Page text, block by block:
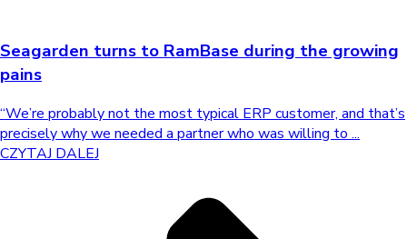
Seagarden turns to RamBase during the growing
pains
“We’re probably not the most typical ERP customer, and that’s
precisely why we needed a partner who was willing to ...
CZYTAJ DALEJ